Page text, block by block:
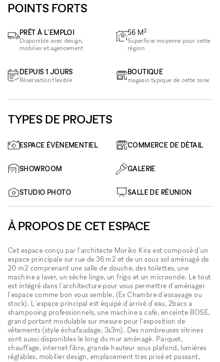
POINTS FORTS
PRÊT À L'EMPLOI
Disponible avec design,
mobilier et agencement
DEPUIS 1 JOURS
Réservation flexible
56 M2
Superficie moyenne pour cette
région
BOUTIQUE
magasin typique de cette zone
TYPES DE PROJETS
ESPACE ÉVÉNEMENTIEL COMMERCE DE DÉTAIL
SHOWROOM GALERIE
STUDIO PHOTO SALLE DE RÉUNION
À PROPOS DE CET ESPACE
Cet espace conçu par l'architecte Moriko Kira est composé d'un
espace principale sur rue de 36 m2 et de un sous sol aménagé de
20 m2 comprenant une salle de douche, des toilettes, une
machine a laver, un sèche linge, un frigo et un microonde. Le tout
est intégré dans l'architecture pour vous permettre d'aménager
l'espace comme bon vous semble. (Ex Chambre d'essayage ou
stock). L'espace principal est équipé d'arrivé d'eau, 2bacs a
shampooing professionnels, une machine a cafe, enceinte BOSE,
grand portant modulable sur mesure pour l'exposition de
vêtements (style échafaudage, 3x3m). Des nombreuses vitrines
sont aussi disponibles le long du mur aménagé. Parquet,
chauffage, internet fibre, grande hauteur sous plafond, lumières
réglables, mobilier design, emplacement tres prisé et passant,